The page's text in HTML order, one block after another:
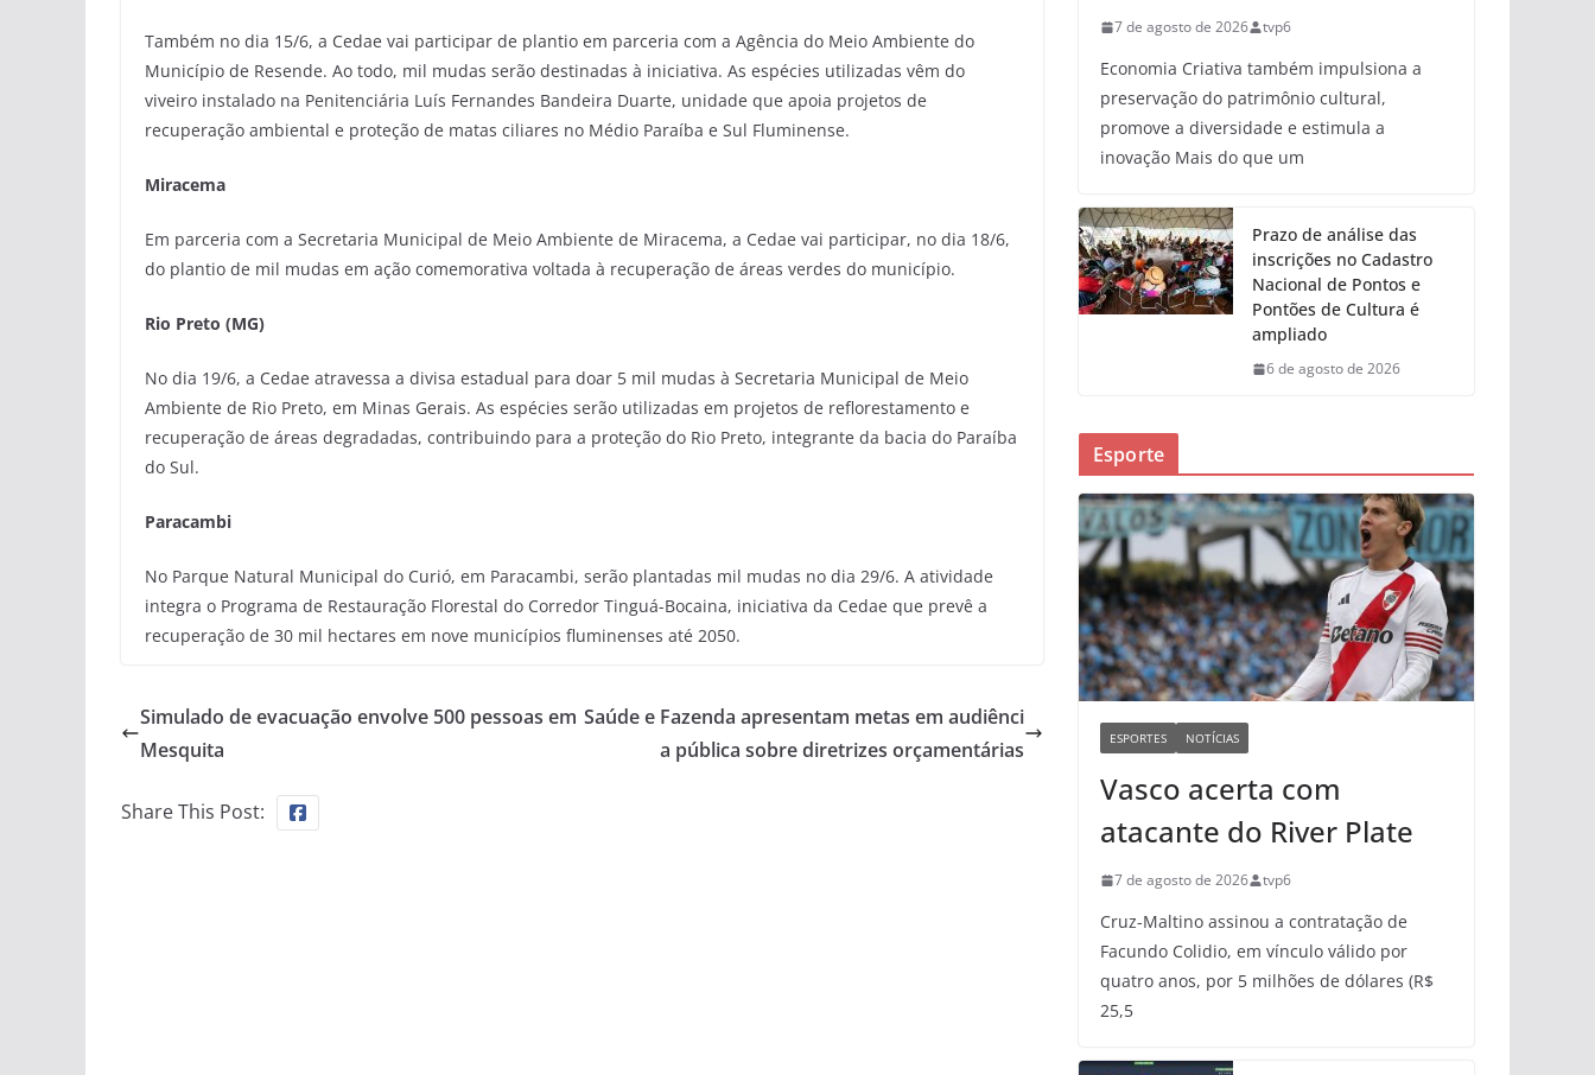
Também no dia 15/6, a Cedae vai participar de plantio em parceria com a Agência do Meio Ambiente do
Município de Resende. Ao todo, mil mudas serão destinadas à iniciativa. As espécies utilizadas vêm do
viveiro instalado na Penitenciária Luís Fernandes Bandeira Duarte, unidade que apoia projetos de
recuperação ambiental e proteção de matas ciliares no Médio Paraíba e Sul Fluminense.
Miracema
Em parceria com a Secretaria Municipal de Meio Ambiente de Miracema, a Cedae vai participar, no dia 18/6,
do plantio de mil mudas em ação comemorativa voltada à recuperação de áreas verdes do município.
Rio Preto (MG)
No dia 19/6, a Cedae atravessa a divisa estadual para doar 5 mil mudas à Secretaria Municipal de Meio
Ambiente de Rio Preto, em Minas Gerais. As espécies serão utilizadas em projetos de reflorestamento e
recuperação de áreas degradadas, contribuindo para a proteção do Rio Preto, integrante da bacia do Paraíba
do Sul.
Paracambi
No Parque Natural Municipal do Curió, em Paracambi, serão plantadas mil mudas no dia 29/6. A atividade
integra o Programa de Restauração Florestal do Corredor Tinguá-Bocaina, iniciativa da Cedae que prevê a
recuperação de 30 mil hectares em nove municípios fluminenses até 2050.
Simulado de evacuação envolve 500 pessoas em
Mesquita
Saúde e Fazenda apresentam metas em audiênci
a pública sobre diretrizes orçamentárias
Share This Post:
7 de agosto de 2026 tvp6
Economia Criativa também impulsiona a
preservação do patrimônio cultural,
promove a diversidade e estimula a
inovação Mais do que um
Prazo de análise das
inscrições no Cadastro
Nacional de Pontos e
Pontões de Cultura é
ampliado
6 de agosto de 2026
Esporte
ESPORTES NOTÍCIAS
Vasco acerta com
atacante do River Plate
7 de agosto de 2026 tvp6
Cruz-Maltino assinou a contratação de
Facundo Colidio, em vínculo válido por
quatro anos, por 5 milhões de dólares (R$
25,5